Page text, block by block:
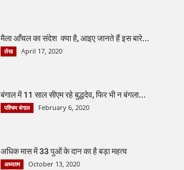
मैला आँचल का संदेश क्या है, आइए जानते हैं इस बारे...
लेख April 17, 2020
बंगाल में 11 साल सीएम रहे बुद्धदेव, फिर भी न बंगला...
पश्चिम बंगाल February 6, 2020
अधिक मास में 33 पुओं के दान का है बड़ा महत्व
अध्यात्म October 13, 2020